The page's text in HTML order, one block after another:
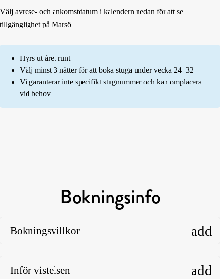
Välj avrese- och ankomstdatum i kalendern nedan för att se
tillgänglighet på Marsö
Hyrs ut året runt
Välj minst 3 nätter för att boka stuga under vecka 24–32
Vi garanterar inte specifikt stugnummer och kan omplacera
vid behov
Bokningsinfo
Bokningsvillkor add
Inför vistelsen add